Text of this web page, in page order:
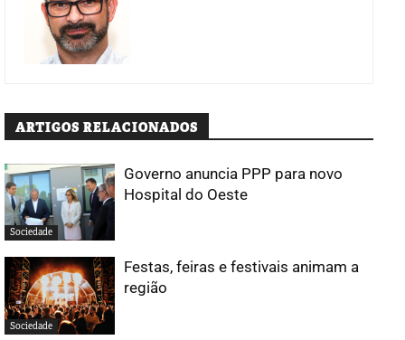
ARTIGOS RELACIONADOS
Sociedade
Governo anuncia PPP para novo
Hospital do Oeste
Sociedade
Festas, feiras e festivais animam a
região